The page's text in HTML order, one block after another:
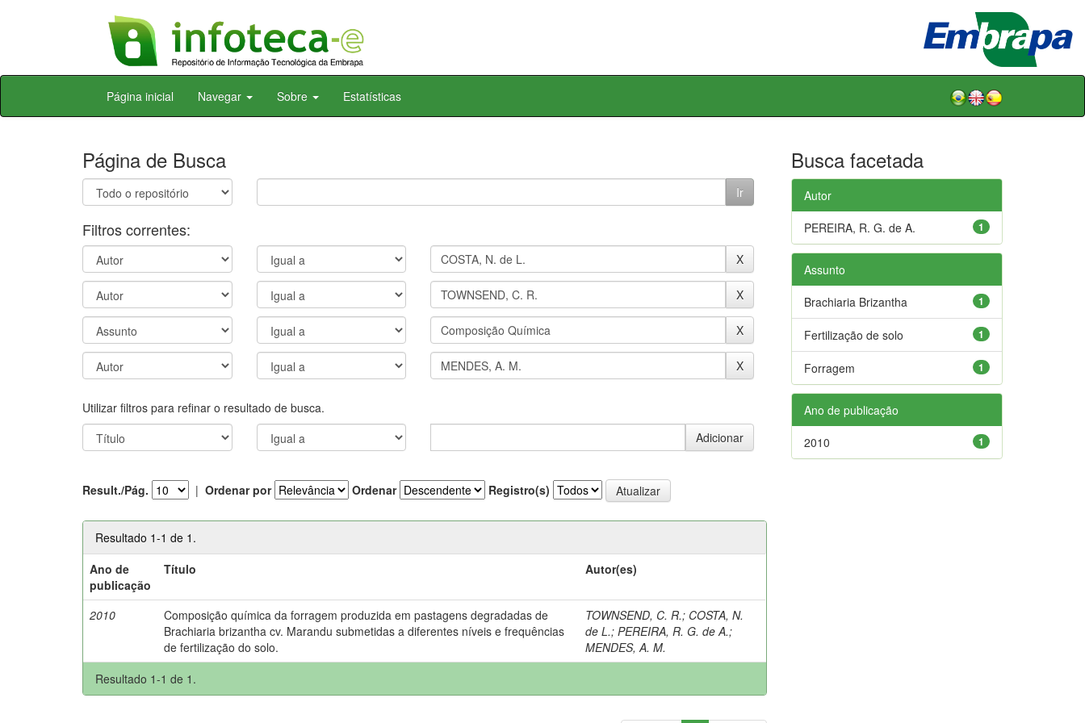
Skip
Página inicial Navegar Sobre Estatísticas
Página de Busca
Filtros correntes:
Utilizar filtros para refinar o resultado de busca.
Result./Pág. | Ordenar por Ordenar Registro(s)
Resultado 1-1 de 1.
Ano de
publicação
Título Autor(es)
2010
Composição química da forragem produzida em pastagens degradadas de
Brachiaria brizantha cv. Marandu submetidas a diferentes níveis e frequências
de fertilização do solo.
TOWNSEND, C. R.; COSTA, N.
de L.;PEREIRA, R. G. de A.;
MENDES, A. M.
Resultado 1-1 de 1.
Busca facetada
Autor
1
PEREIRA, R. G. de A.
Assunto
1
Brachiaria Brizantha
1
Fertilização de solo
1
Forragem
Ano de publicação
1
2010